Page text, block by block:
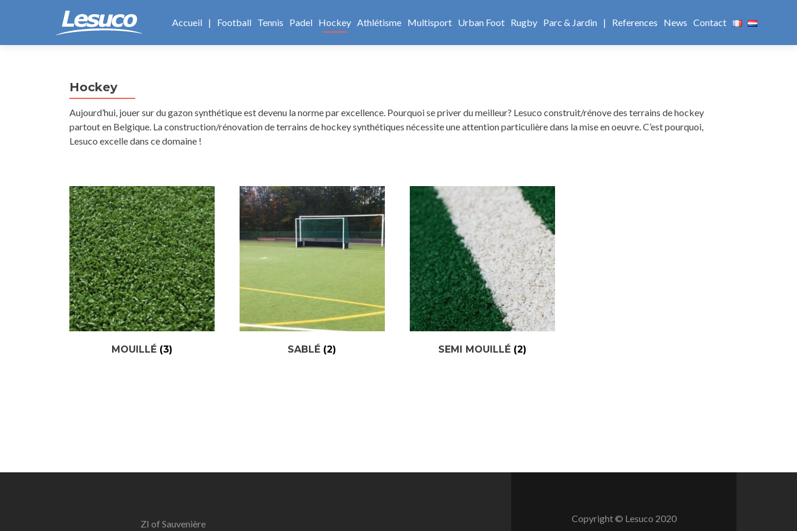
au
principal
Accueil | Football Tennis Padel Hockey Athlétisme Multisport Urban Foot Rugby Parc & Jardin | References News Contact
Hockey
Aujourd’hui, jouer sur du gazon synthétique est devenu la norme par excellence. Pourquoi se priver du meilleur? Lesuco construit/rénove des terrains de hockey
partout en Belgique. La construction/rénovation de terrains de hockey synthétiques nécessite une attention particulière dans la mise en oeuvre. C’est pourquoi,
Lesuco excelle dans ce domaine !
MOUILLÉ (3) SABLÉ (2) SEMI MOUILLÉ (2)
ZI of Sauvenière
Copyright © Lesuco 2020